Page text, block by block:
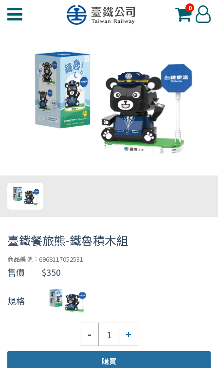
臺
0 登
入
臺鐵餐旅熊-鐵魯積木組
商品編號：6968117052531
售價 $350
規格
- +
購買